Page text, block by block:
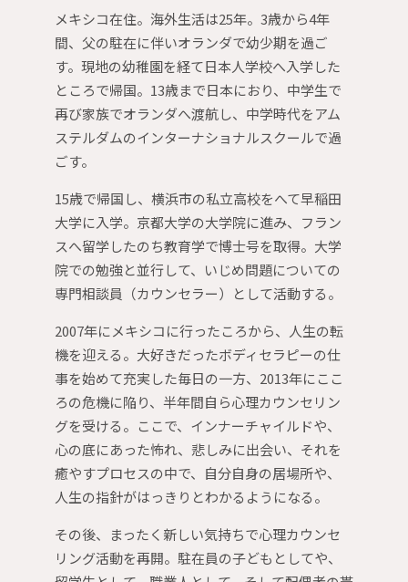
メキシコ在住。海外生活は25年。3歳から4年
間、父の駐在に伴いオランダで幼少期を過ご
す。現地の幼稚園を経て日本人学校へ入学した
ところで帰国。13歳まで日本におり、中学生で
再び家族でオランダへ渡航し、中学時代をアム
ステルダムのインターナショナルスクールで過
ごす。
15歳で帰国し、横浜市の私立高校をへて早稲田
大学に入学。京都大学の大学院に進み、フラン
スへ留学したのち教育学で博士号を取得。大学
院での勉強と並行して、いじめ問題についての
専門相談員（カウンセラー）として活動する。
2007年にメキシコに行ったころから、人生の転
機を迎える。大好きだったボディセラピーの仕
事を始めて充実した毎日の一方、2013年にここ
ろの危機に陥り、半年間自ら心理カウンセリン
グを受ける。ここで、インナーチャイルドや、
心の底にあった怖れ、悲しみに出会い、それを
癒やすプロセスの中で、自分自身の居場所や、
人生の指針がはっきりとわかるようになる。
その後、まったく新しい気持ちで心理カウンセ
リング活動を再開。駐在員の子どもとしてや、